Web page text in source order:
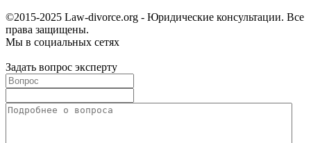
©2015-2025 Law-divorce.org - Юридические консультации. Все
права защищены.
Мы в социальных сетях
Задать вопрос эксперту